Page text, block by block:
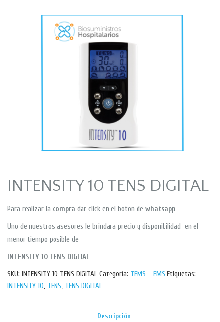
INTENSITY 10 TENS DIGITAL
Para realizar la compra dar click en el boton de whatsapp
Uno de nuestros asesores le brindara precio y disponibilidad en el
menor tiempo posible de
INTENSITY 10 TENS DIGITAL
SKU: INTENSITY 10 TENS DIGITAL Categoría: TEMS - EMS Etiquetas:
INTENSITY 10, TENS, TENS DIGITAL
Descripción